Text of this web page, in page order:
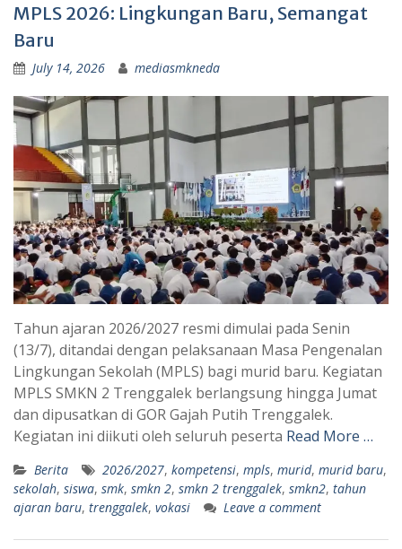
MPLS 2026: Lingkungan Baru, Semangat
Baru
July 14, 2026 mediasmkneda
Tahun ajaran 2026/2027 resmi dimulai pada Senin
(13/7), ditandai dengan pelaksanaan Masa Pengenalan
Lingkungan Sekolah (MPLS) bagi murid baru. Kegiatan
MPLS SMKN 2 Trenggalek berlangsung hingga Jumat
dan dipusatkan di GOR Gajah Putih Trenggalek.
Kegiatan ini diikuti oleh seluruh peserta Read More …
Berita 2026/2027, kompetensi, mpls, murid, murid baru,
sekolah, siswa, smk, smkn 2, smkn 2 trenggalek, smkn2, tahun
ajaran baru, trenggalek, vokasi Leave a comment